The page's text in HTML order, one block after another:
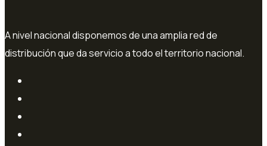
A nivel nacional disponemos de una amplia red de
distribución que da servicio a todo el territorio nacional.